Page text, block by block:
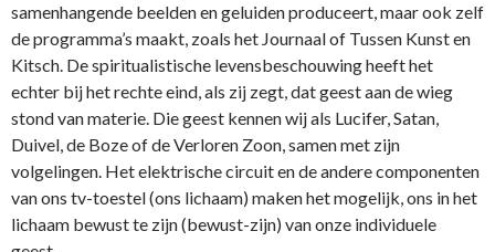
samenhangende beelden en geluiden produceert, maar ook zelf
de programma’s maakt, zoals het Journaal of Tussen Kunst en
Kitsch. De spiritualistische levensbeschouwing heeft het
echter bij het rechte eind, als zij zegt, dat geest aan de wieg
stond van materie. Die geest kennen wij als Lucifer, Satan,
Duivel, de Boze of de Verloren Zoon, samen met zijn
volgelingen. Het elektrische circuit en de andere componenten
van o­ns tv-toestel (ons lichaam) maken het mogelijk, o­ns in het
lichaam bewust te zijn (bewust-zijn) van o­nze individuele